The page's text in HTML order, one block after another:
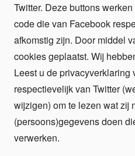
Twitter. Deze buttons
code die van Facebook
afkomstig zijn. Door middel
cookies geplaatst. Wij
Leest u de privacyverklaring
respectievelijk van Twitter
wijzigen) om te lezen wat zij
(persoons)gegevens doen
verwerken.